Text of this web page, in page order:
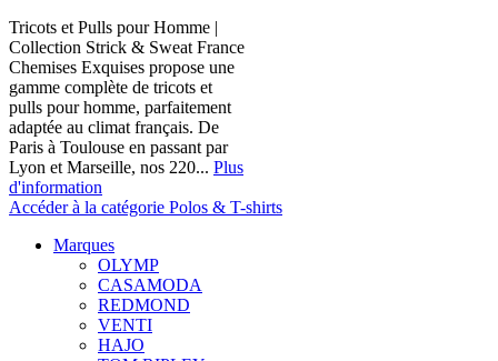
Tricots et Pulls pour Homme |
Collection Strick & Sweat France
Chemises Exquises propose une
gamme complète de tricots et
pulls pour homme, parfaitement
adaptée au climat français. De
Paris à Toulouse en passant par
Lyon et Marseille, nos 220... Plus
d'information
Accéder à la catégorie Polos & T-shirts
Marques
OLYMP
CASAMODA
REDMOND
VENTI
HAJO